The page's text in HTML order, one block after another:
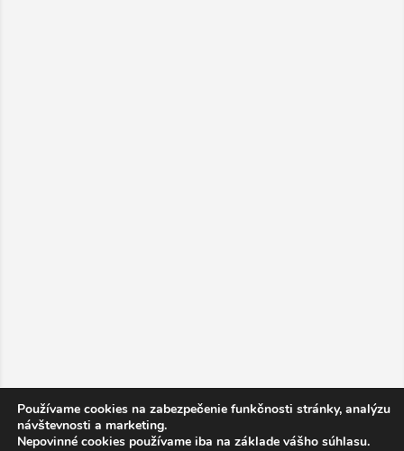
Používame cookies na zabezpečenie funkčnosti stránky, analýzu
návštevnosti a marketing.
Nepovinné cookies používame iba na základe vášho súhlasu.